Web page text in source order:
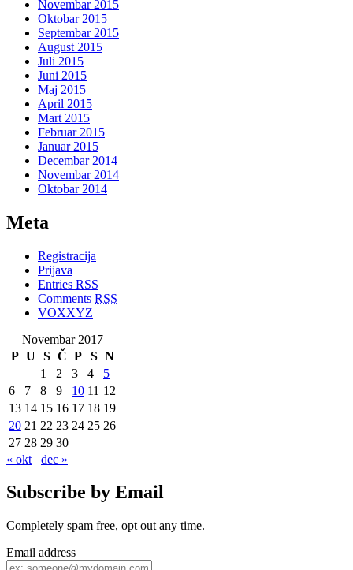
Novembar 2015
Oktobar 2015
Septembar 2015
August 2015
Juli 2015
Juni 2015
Maj 2015
April 2015
Mart 2015
Februar 2015
Januar 2015
Decembar 2014
Novembar 2014
Oktobar 2014
Meta
Registracija
Prijava
Entries RSS
Comments RSS
VOXXYZ
Novembar 2017
P U S Č P S N
1
2 3 4
5
6
7 8 9 10 11 12
13 14 15 16 17 18 19
20 21 22 23 24 25 26
27 28 29 30
« okt
dec »
Subscribe by Email
Completely spam free, opt out any time.
Email address